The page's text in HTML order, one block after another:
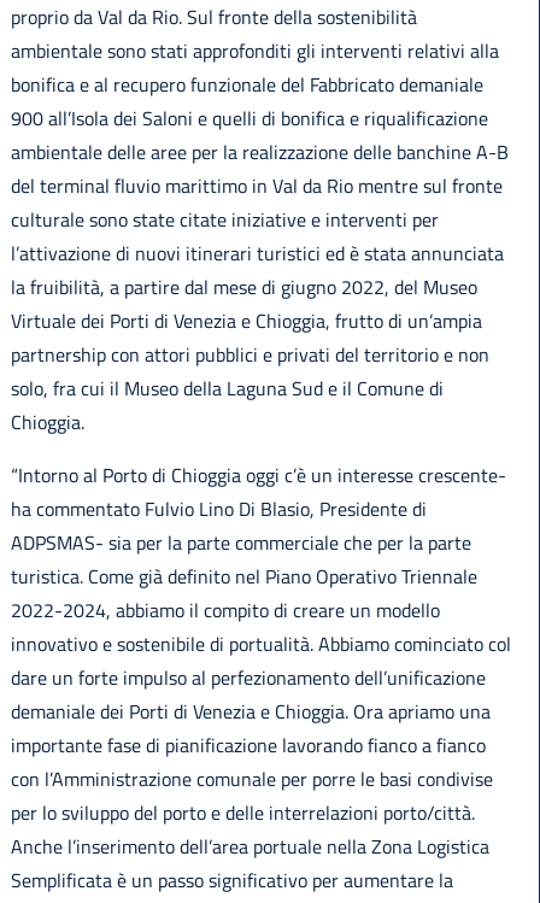
proprio da Val da Rio. Sul fronte della sostenibilità
ambientale sono stati approfonditi gli interventi relativi alla
bonifica e al recupero funzionale del Fabbricato demaniale
900 all’Isola dei Saloni e quelli di bonifica e riqualificazione
ambientale delle aree per la realizzazione delle banchine A-B
del terminal fluvio marittimo in Val da Rio mentre sul fronte
culturale sono state citate iniziative e interventi per
l’attivazione di nuovi itinerari turistici ed è stata annunciata
la fruibilità, a partire dal mese di giugno 2022, del Museo
Virtuale dei Porti di Venezia e Chioggia, frutto di un’ampia
partnership con attori pubblici e privati del territorio e non
solo, fra cui il Museo della Laguna Sud e il Comune di
Chioggia.
“Intorno al Porto di Chioggia oggi c’è un interesse crescente-
ha commentato Fulvio Lino Di Blasio, Presidente di
ADPSMAS- sia per la parte commerciale che per la parte
turistica. Come già definito nel Piano Operativo Triennale
2022-2024, abbiamo il compito di creare un modello
innovativo e sostenibile di portualità. Abbiamo cominciato col
dare un forte impulso al perfezionamento dell’unificazione
demaniale dei Porti di Venezia e Chioggia. Ora apriamo una
importante fase di pianificazione lavorando fianco a fianco
con l’Amministrazione comunale per porre le basi condivise
per lo sviluppo del porto e delle interrelazioni porto/città.
Anche l’inserimento dell’area portuale nella Zona Logistica
Semplificata è un passo significativo per aumentare la